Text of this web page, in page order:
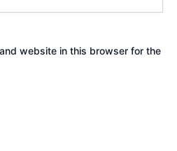
website in this browser for the